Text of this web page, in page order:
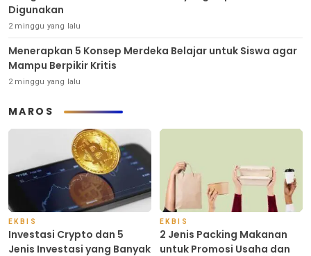
Digunakan
2 minggu yang lalu
Menerapkan 5 Konsep Merdeka Belajar untuk Siswa agar
Mampu Berpikir Kritis
2 minggu yang lalu
MAROS
EKBIS
Investasi Crypto dan 5
Jenis Investasi yang Banyak
EKBIS
2 Jenis Packing Makanan
untuk Promosi Usaha dan